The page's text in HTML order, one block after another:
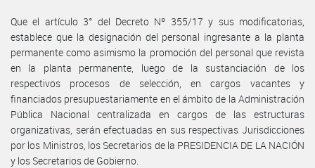
Que el artículo 3° del Decreto Nº 355/17 y sus modificatorias,
establece que la designación del personal ingresante a la planta
permanente como asimismo la promoción del personal que revista
en la planta permanente, luego de la sustanciación de los
respectivos procesos de selección, en cargos vacantes y
financiados presupuestariamente en el ámbito de la Administración
Pública Nacional centralizada en cargos de las estructuras
organizativas, serán efectuadas en sus respectivas Jurisdicciones
por los Ministros, los Secretarios de la PRESIDENCIA DE LA NACIÓN
y los Secretarios de Gobierno.